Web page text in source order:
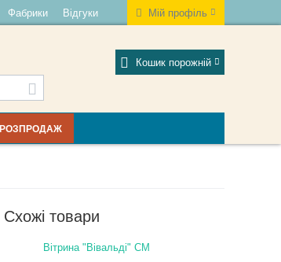
Мій профіль
Фабрики Відгуки
Кошик порожній
РОЗПРОДАЖ
Схожі товари
Вітрина "Вівальді" СМ